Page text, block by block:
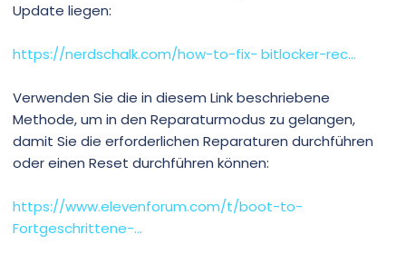
Update liegen:
https://nerdschalk.com/how-to-fix- bitlocker-rec...
Verwenden Sie die in diesem Link beschriebene
Methode, um in den Reparaturmodus zu gelangen,
damit Sie die erforderlichen Reparaturen durchführen
oder einen Reset durchführen können:
https://www.elevenforum.com/t/boot-to-
Fortgeschrittene-...